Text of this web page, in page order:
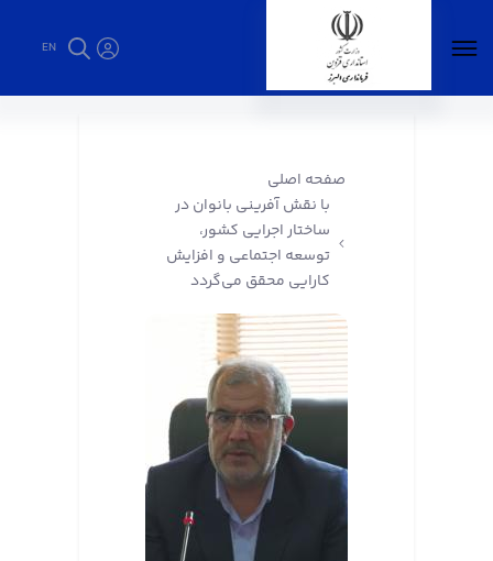
EN
- فرمانداری البرزصفحه اصلی
با نقش آفرینی بانوان در
ساختار اجرایی کشور،
توسعه اجتماعی و افزایش
کارایی محقق می‌گردد